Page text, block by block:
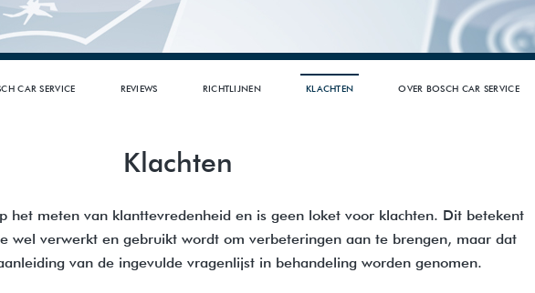
CAR SERVICE REVIEWS RICHTLIJNEN KLACHTEN OVER BOSCH CAR SERVICE
Klachten
het meten van klanttevredenheid en is geen loket voor klachten. Dit betekent
wel verwerkt en gebruikt wordt om verbeteringen aan te brengen, maar dat
van de ingevulde vragenlijst in behandeling worden genomen.